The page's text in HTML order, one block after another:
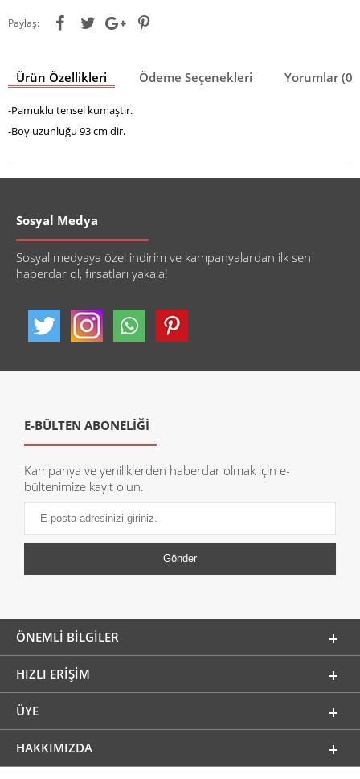
Paylaş:
Ürün Özellikleri Ödeme Seçenekleri Yorumlar (0)
-Pamuklu tensel kumaştır.
-Boy uzunluğu 93 cm dir.
Sosyal Medya
Sosyal medyaya özel indirim ve kampanyalardan ilk sen
haberdar ol, fırsatları yakala!
E-BÜLTEN ABONELİĞİ
Kampanya ve yeniliklerden haberdar olmak için e-
bültenimize kayıt olun.
ÖNEMLI BILGILER
HIZLI ERIŞIM
ÜYE
HAKKIMIZDA